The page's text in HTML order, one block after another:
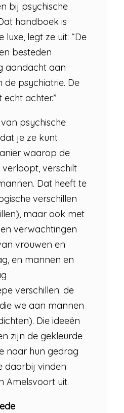
bij psychische
handboek is
legt ze uit: “De
besteden
aandacht aan
de psychiatrie. De
achter.”
psychische
je ze kunt
waarop de
verloopt, verschilt
Dat heeft te
verschillen
maar ook met
verwachtingen
vrouwen en
en mannen en
verschillen: de
we aan mannen
Die ideeën
zijn de gekleurde
naar hun gedrag
daarbij vinden
Amelsvoort uit.